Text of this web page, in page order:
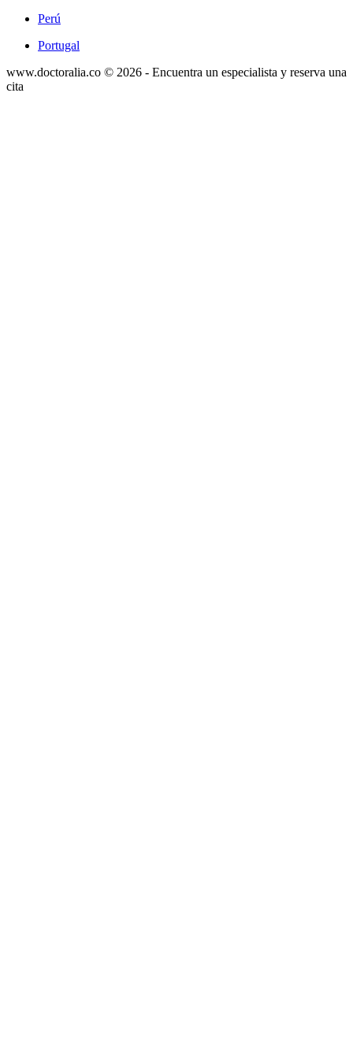
Perú
Portugal
www.doctoralia.co © 2026 - Encuentra un especialista y reserva una
cita